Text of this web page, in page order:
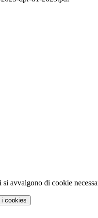
avvalgono di cookie
i cookies